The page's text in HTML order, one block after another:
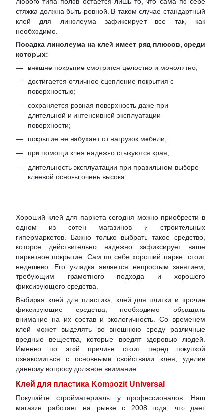
стяжка должна быть ровной. В таком случае стандартный
клей для линолеума зафиксирует все так, как
необходимо.
Посадка линолеума на клей имеет ряд плюсов, среди
которых:
внешне покрытие смотрится целостно и монолитно;
достигается отличное сцепление покрытия с
поверхностью;
сохраняется ровная поверхность даже при
длительной и интенсивной эксплуатации
поверхности;
покрытие не набухает от нагрузок мебели;
при помощи клея надежно стыкуются края;
длительность эксплуатации при правильном выборе
клеевой основы очень высока.
Хороший клей для паркета сегодня можно приобрести в
одном из сотен магазинов и строительных
гипермаркетов. Важно только выбрать такое средство,
которое действительно надежно зафиксирует ваше
паркетное покрытие. Сам по себе хороший паркет стоит
недешево. Его укладка является непростым занятием,
требующим грамотного подхода и хорошего
фиксирующего средства.
Выбирая клей для пластика, клей для плитки и прочие
фиксирующие средства, необходимо обращать
внимание на их состав и экологичность. Со временем
клей может выделять во внешнюю среду различные
вредные вещества, которые вредят здоровью людей.
Именно по этой причине стоит перед покупкой
ознакомиться с основными свойствами клея, уделив
данному вопросу должное внимание.
Клей для пластика Kompozit Universal
Покупайте стройматериалы у профессионалов. Наш
магазин работает на рынке с 2008 года, что дает